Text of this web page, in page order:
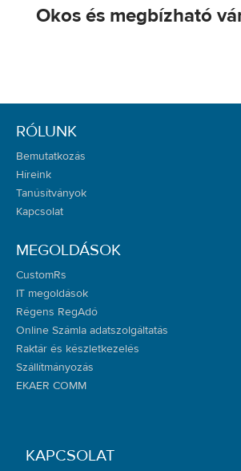
Okos és megbízható
RÓLUNK
Bemutatkozás
Híreink
Tanúsítványok
Kapcsolat
MEGOLDÁSOK
CustomRs
IT megoldások
Régens RegAdó
Online Számla adatszolgáltatás
Raktár és készletkezelés
Szállítmányozás
EKAER COMM
KAPCSOLAT